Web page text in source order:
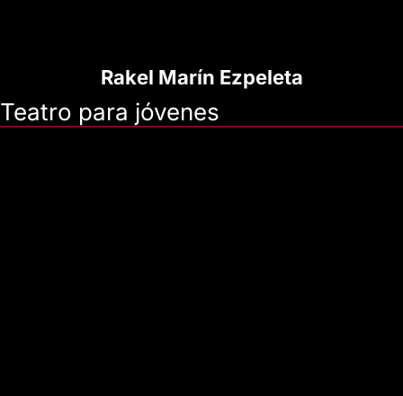
Rakel Marín Ezpeleta
Teatro para jóvenes